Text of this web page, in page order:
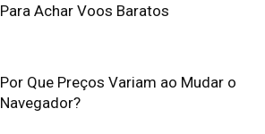
Para Achar Voos Baratos
Por Que Preços Variam ao Mudar o
Navegador?